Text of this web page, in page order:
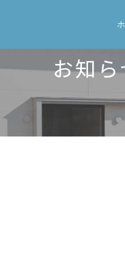
お知